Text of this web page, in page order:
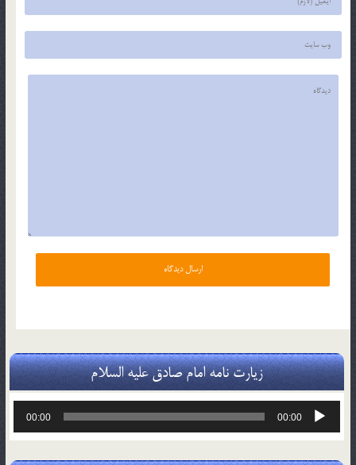
زیارت نامه امام صادق علیه السلام
پخش‌کننده
00:00
00:00